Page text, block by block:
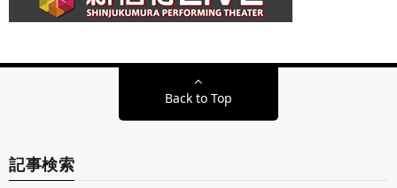
Back to Top
記事検索